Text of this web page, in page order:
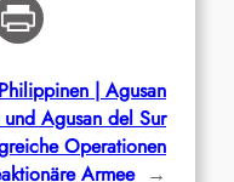
Philippinen | Agusan
Agusan del Sur
Operationen
Armee →